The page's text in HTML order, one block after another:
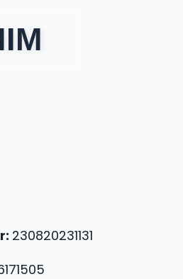
230820231131